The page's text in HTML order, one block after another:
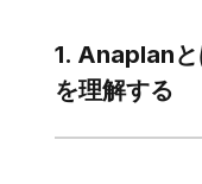
1. Anaplan
を理解する